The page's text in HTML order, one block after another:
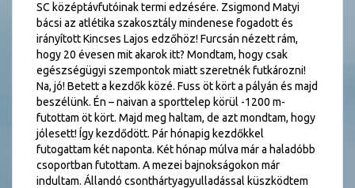
SC középtávfutóinak termi edzésére. Zsigmond Matyi
bácsi az atlétika szakosztály mindenese fogadott és
irányított Kincses Lajos edzőhöz! Furcsán nézett rám,
hogy 20 évesen mit akarok itt? Mondtam, hogy csak
egészségügyi szempontok miatt szeretnék futkározni!
Na, jó! Betett a kezdők közé. Fuss öt kört a pályán és majd
beszélünk. Én – naivan a sporttelep körül -1200 m-
futottam öt kört. Majd meg haltam, de azt mondtam, hogy
jólesett! Így kezdődött. Pár hónapig kezdőkkel
futogattam két naponta. Két hónap múlva már a haladóbb
csoportban futottam. A mezei bajnokságokon már
indultam. Állandó csonthártyagyulladással küszködtem